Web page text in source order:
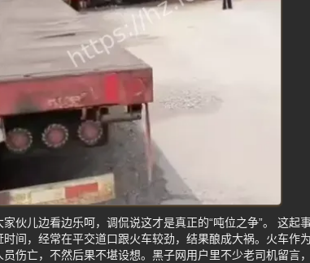
伙儿边看边乐呵，调侃说这才是真正的“吨位之争”。 这起
间，经常在平交道口跟火车较劲，结果酿成大祸。火车作
伤亡，不然后果不堪设想。黑子网用户里不少老司机留言